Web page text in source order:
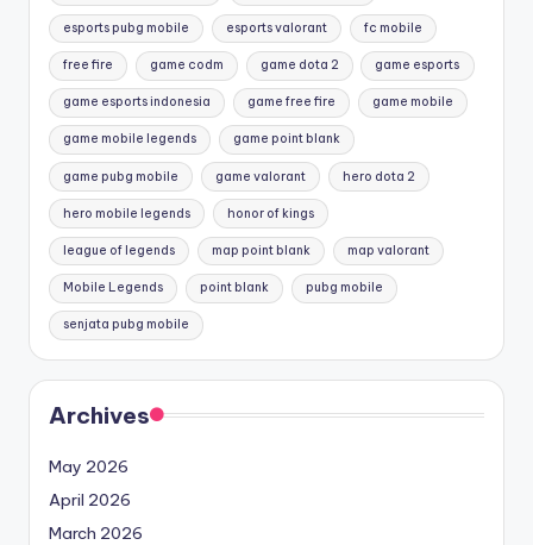
esports pubg mobile esports valorant fc mobile
free fire game codm game dota 2 game esports
game esports indonesia game free fire game mobile
game mobile legends game point blank
game pubg mobile game valorant hero dota 2
hero mobile legends honor of kings
league of legends map point blank map valorant
Mobile Legends point blank pubg mobile
senjata pubg mobile
Archives
May 2026
April 2026
March 2026